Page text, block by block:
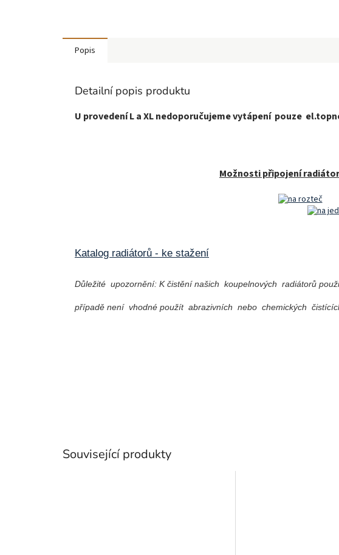
Související produkty
Popis
Detailní popis produktu
U provedení L a XL nedoporučujeme vytápení pouze
Možnosti připojení
Katalog radiátorů - ke stažení
Důležité upozornění: K čistění našich koupelnových radiátorů
případě není vhodné použít abrazivních nebo chemických